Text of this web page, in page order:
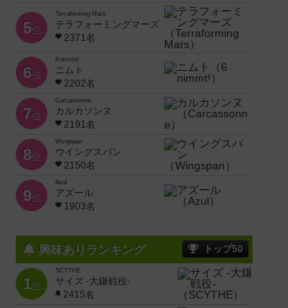
5位
Terraforming Mars
テラフォーミングマーズ
2371名
6位
6 nimmt!
ニムト
2202名
7位
Carcassonne
カルカソンヌ
2191名
8位
Wingspan
ウイングスパン
2150名
9位
Azul
アズール
1903名
興味ありランキング トップ50
1位
SCYTHE
サイズ -大鎌戦役-
2415名